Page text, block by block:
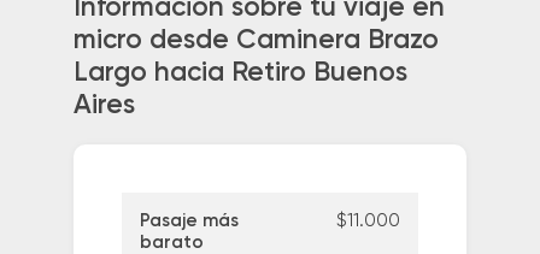
Información sobre tu viaje en
micro desde Caminera Brazo
Largo hacia Retiro Buenos
Aires
Pasaje más
barato
$11.000